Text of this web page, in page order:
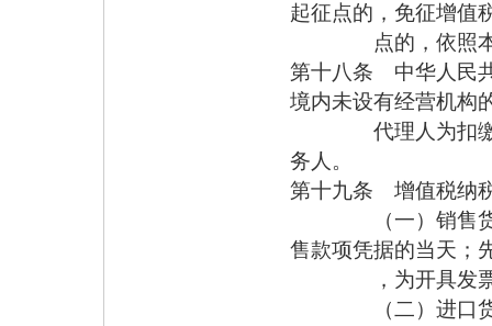
起征点的，免征增值
点的，依照本条
第十八条 中华人民
境内未设有经营机构
代理人为扣缴义
务人。
第十九条 增值税纳
（一）销售货物
售款项凭据的当天；
，为开具发票
（二）进口货物